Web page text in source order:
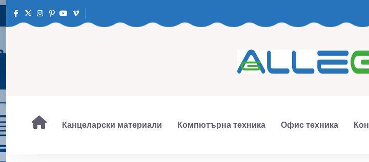
Канцеларски материали Компютърна техника Офис техника